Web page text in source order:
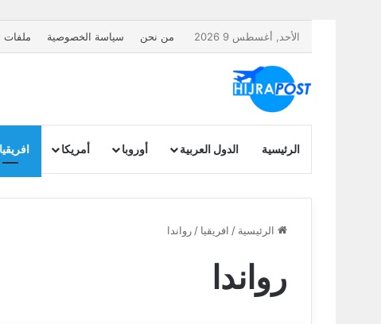
الأحد, أغسطس 9 2026 من نحن سياسة الخصوصية ملفات
الرئيسية الدول العربية أوروبا أمريكا افريقيا
الرئيسية / افريقيا / رواندا
رواندا